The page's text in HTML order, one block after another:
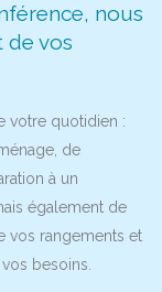
nous
de vos
votre quotidien :
de
à un
également de
vos rangements et
besoins.